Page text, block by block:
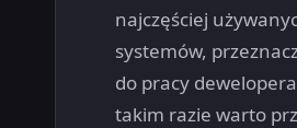
najczęściej
systemów,
do pracy
takim razie warto